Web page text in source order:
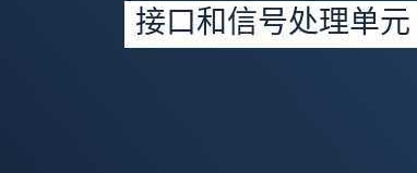
接口和信号处理单元